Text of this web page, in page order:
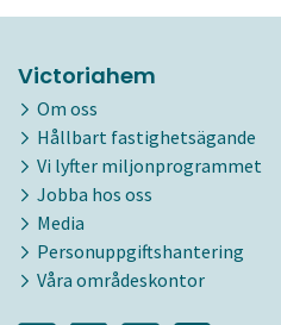
Victoriahem
Om oss
Hållbart fastighetsägande
Vi lyfter miljonprogrammet
Jobba hos oss
Media
Personuppgiftshantering
Våra områdeskontor